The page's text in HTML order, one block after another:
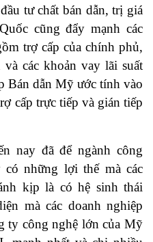
tư chất bán dẫn, trị giá
cũng đẩy mạnh các
trợ cấp của chính phủ,
các khoản vay lãi suất
Bán dẫn Mỹ ước tính vào
cấp trực tiếp và gián tiếp
nay đã để ngành công
những lợi thế mà các
kịp là có hệ sinh thái
mà các doanh nghiệp
ty công nghệ lớn của Mỹ